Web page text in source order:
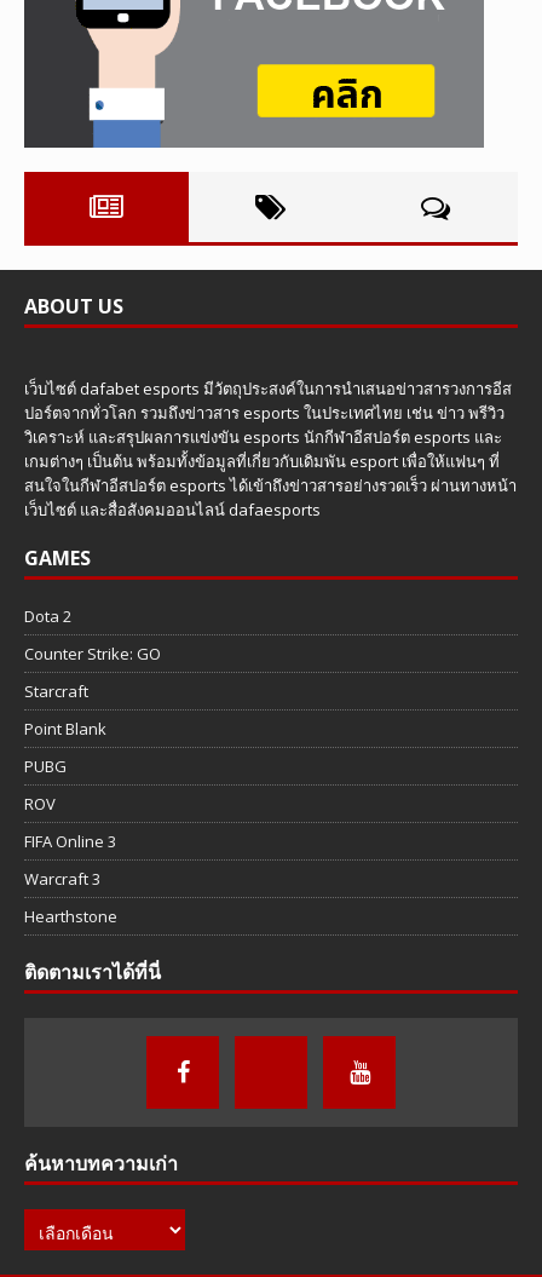
ABOUT US
เว็บไซต์ dafabet esports มีวัตถุประสงค์ในการนำเสนอข่าวสารวงการอีส
ปอร์ตจากทั่วโลก รวมถึงข่าวสาร esports ในประเทศไทย เช่น ข่าว พรีวิว
วิเคราะห์ และสรุปผลการแข่งขัน esports นักกีฬาอีสปอร์ต esports และ
เกมต่างๆ เป็นต้น พร้อมทั้งข้อมูลที่เกี่ยวกับเดิมพัน esport เพื่อให้แฟนๆ ที่
สนใจในกีฬาอีสปอร์ต esports ได้เข้าถึงข่าวสารอย่างรวดเร็ว ผ่านทางหน้า
เว็บไซต์ และสื่อสังคมออนไลน์ dafaesports
GAMES
Dota 2
Counter Strike: GO
Starcraft
Point Blank
PUBG
ROV
FIFA Online 3
Warcraft 3
Hearthstone
ติดตามเราได้ที่นี่
ค้นหาบทความเก่า